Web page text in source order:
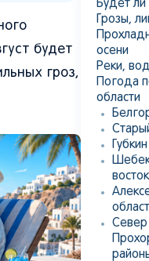
будет
гроз,
Будет
Грозы,
осени
Реки,
Погода
области
Губкин
Север